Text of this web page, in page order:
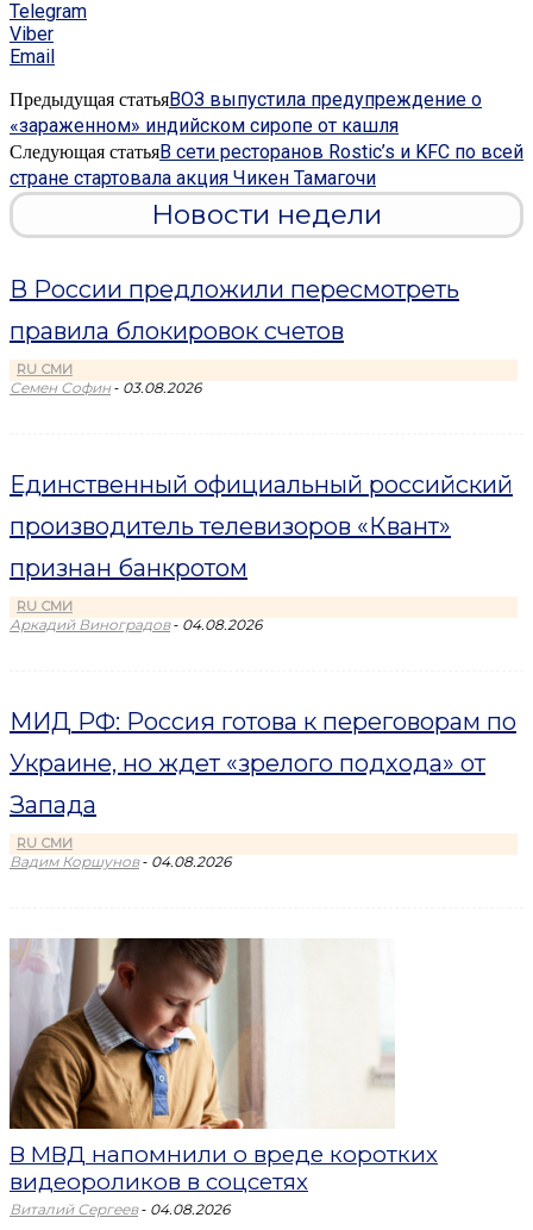
Telegram
Viber
Email
Предыдущая статьяВОЗ выпустила предупреждение о
«зараженном» индийском сиропе от кашля
Следующая статьяВ сети ресторанов Rostic’s и KFC по всей
стране стартовала акция Чикен Тамагочи
Новости недели
В России предложили пересмотреть
правила блокировок счетов
RU СМИ
Семен Софин - 03.08.2026
Единственный официальный российский
производитель телевизоров «Квант»
признан банкротом
RU СМИ
Аркадий Виноградов - 04.08.2026
МИД РФ: Россия готова к переговорам по
Украине, но ждет «зрелого подхода» от
Запада
RU СМИ
Вадим Коршунов - 04.08.2026
В МВД напомнили о вреде коротких
видеороликов в соцсетях
Виталий Сергеев - 04.08.2026